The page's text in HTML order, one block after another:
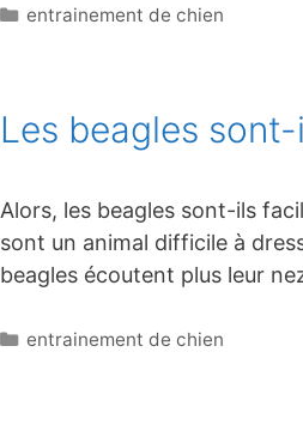
Catégories
entrainement de chien
Les beagles
Alors, les beagles sont-ils
sont un animal difficile à
beagles écoutent plus leur
Catégories
entrainement de chien